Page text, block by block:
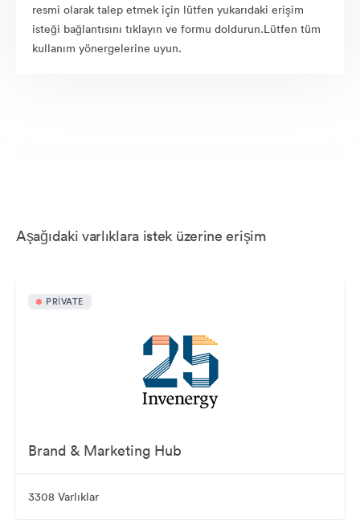
resmi olarak talep etmek için lütfen yukarıdaki erişim
isteği bağlantısını tıklayın ve formu doldurun.Lütfen tüm
kullanım yönergelerine uyun.
Aşağıdaki varlıklara istek üzerine erişim
PRIVATE
Brand & Marketing Hub
3308 Varlıklar